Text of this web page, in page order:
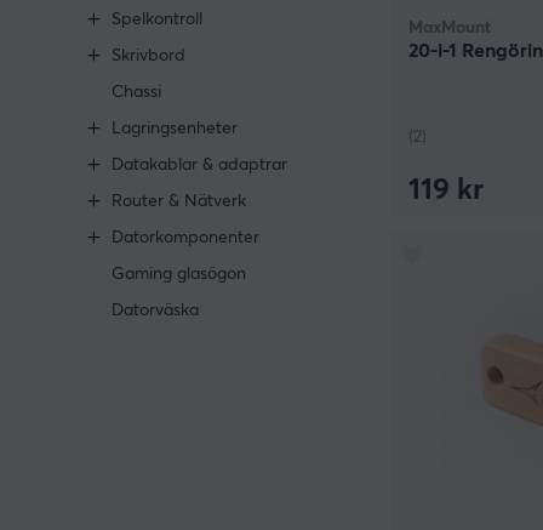
Spelkontroll
Skrivbord
Chassi
Lagringsenheter
Datakablar & adaptrar
Router & Nätverk
Datorkomponenter
Gaming glasögon
Datorväska
MaxMount
20-i-1
(2)
119 kr